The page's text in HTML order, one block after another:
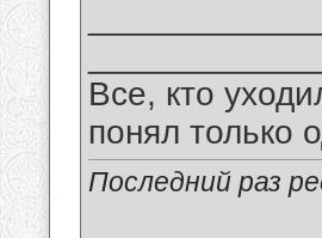
Все, кто
понял только
Последний раз